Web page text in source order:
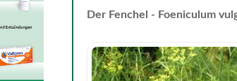
Der Fenchel - Foeniculum